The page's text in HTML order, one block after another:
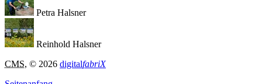
Petra Halsner
Reinhold Halsner
CMS, © 2026 digitalfabriX